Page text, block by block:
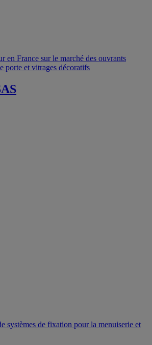
France sur le marché des ouvrants
porte et vitrages décoratifs
systèmes de fixation pour la menuiserie et